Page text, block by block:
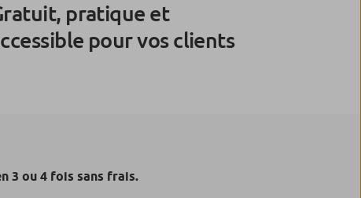
pratique et
pour vos clients
3 ou 4 fois sans frais.